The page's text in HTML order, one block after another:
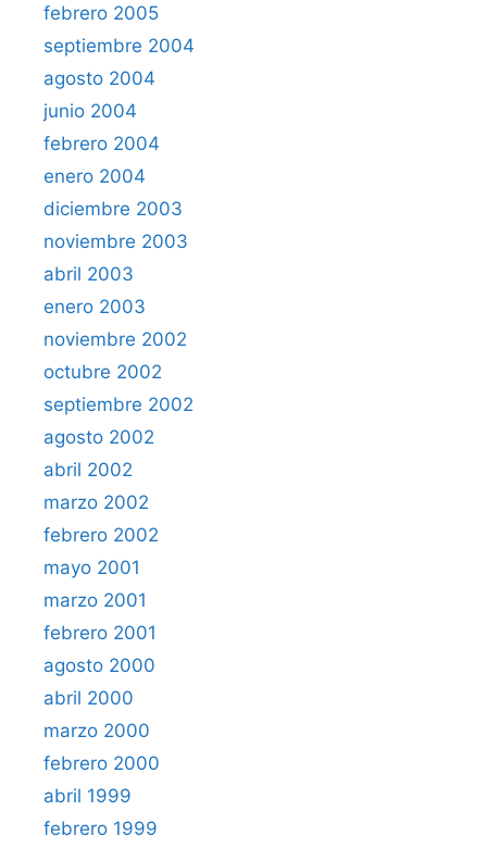
febrero 2005
septiembre 2004
agosto 2004
junio 2004
febrero 2004
enero 2004
diciembre 2003
noviembre 2003
abril 2003
enero 2003
noviembre 2002
octubre 2002
septiembre 2002
agosto 2002
abril 2002
marzo 2002
febrero 2002
mayo 2001
marzo 2001
febrero 2001
agosto 2000
abril 2000
marzo 2000
febrero 2000
abril 1999
febrero 1999